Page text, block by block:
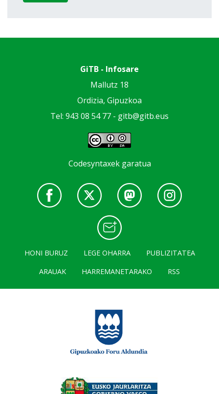
GiTB - Infosare
Mallutz 18
Ordizia, Gipuzkoa
Tel: 943 08 54 77 - gitb@gitb.eus
Codesyntaxek garatua
HONI BURUZ LEGE OHARRA
PUBLIZITATEA
ARAUAK
HARREMANETARAKO RSS